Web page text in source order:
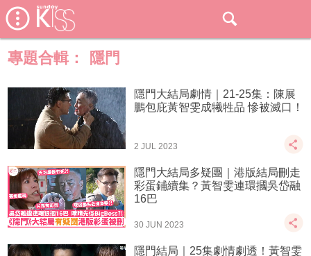
專題合輯： 隱門
隱門大結局劇情｜21-25集：陳展
鵬包庇黃智雯成犧牲品 慘被滅口！
2 JUL 2023
隱門大結局多疑團｜港版結局刪走
彩蛋鋪續集？黃智雯連環摑吳岱融
16巴
30 JUN 2023
隱門結局｜25集劇情劇透！黃智雯